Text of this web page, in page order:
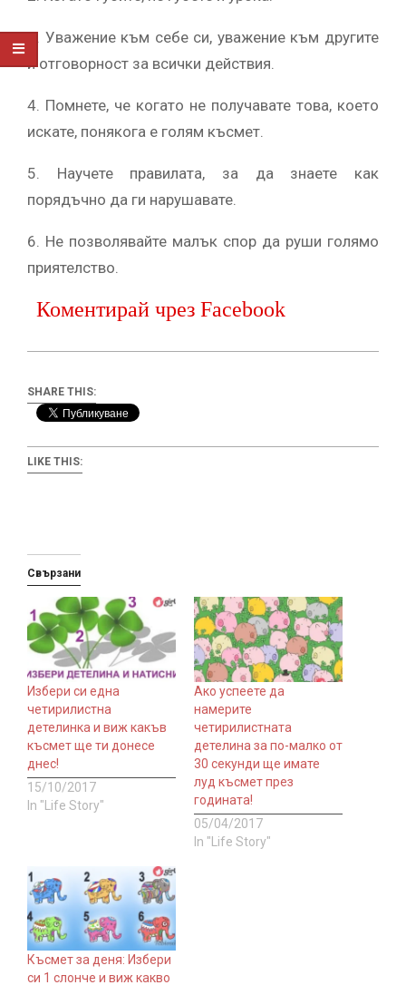
3. Уважение към себе си, уважение към другите
и отговорност за всички действия.
4. Помнете, че когато не получавате това, което
искате, понякога е голям късмет.
5. Научете правилата, за да знаете как
порядъчно да ги нарушавате.
6. Не позволявайте малък спор да руши голямо
приятелство.
Коментирай чрез Facebook
SHARE THIS:
LIKE THIS:
Свързани
Избери си една
четирилистна
детелинка и виж какъв
късмет ще ти донесе
днес!
15/10/2017
In "Life Story"
Ако успеете да
намерите
четирилистната
детелина за по-малко от
30 секунди ще имате
луд късмет през
годината!
05/04/2017
In "Life Story"
Късмет за деня: Избери
си 1 слонче и виж какво